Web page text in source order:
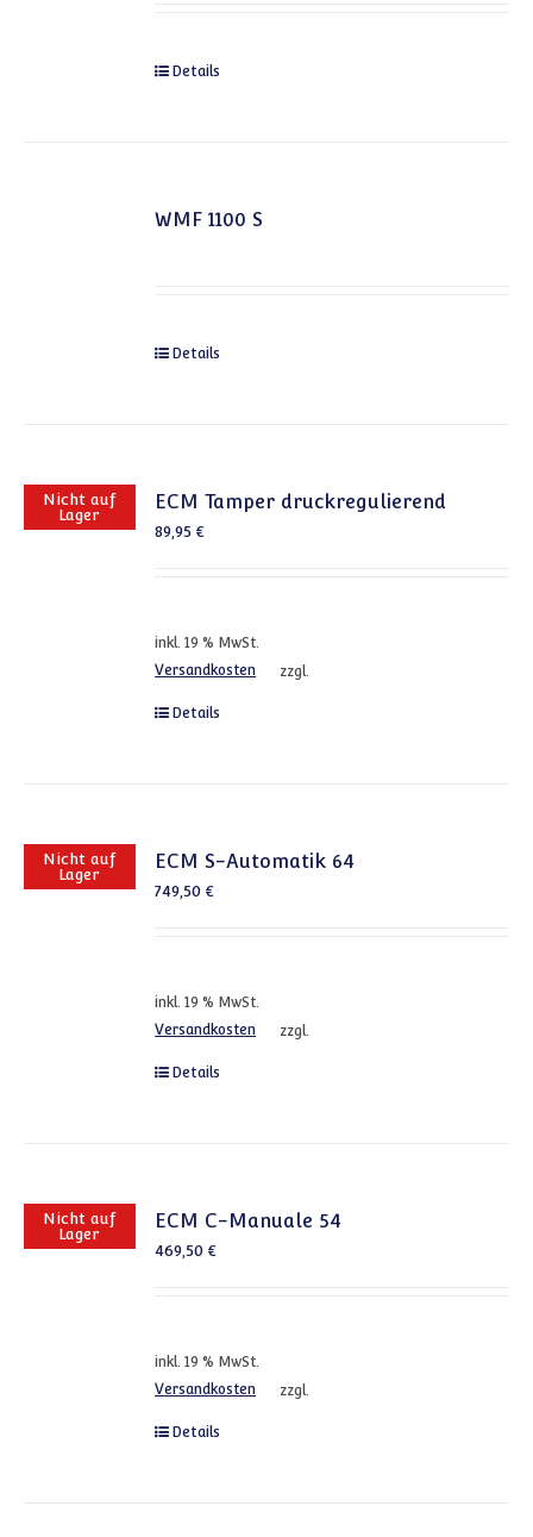
Details
WMF 1100 S
Details
Nicht auf
Lager
ECM Tamper druckregulierend
89,95€
inkl. 19 % MwSt.
zzgl.
Versandkosten
Details
Nicht auf
Lager
ECM S-Automatik 64
749,50€
inkl. 19 % MwSt.
zzgl.
Versandkosten
Details
Nicht auf
Lager
ECM C-Manuale 54
469,50€
inkl. 19 % MwSt.
zzgl.
Versandkosten
Details